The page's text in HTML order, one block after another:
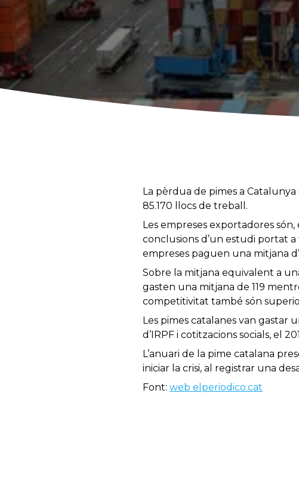
La pèrdua de pimes a
85.170 llocs de treball.
Les empreses exportadores
conclusions d’un estudi portat
empreses paguen una mitjana
Sobre la mitjana equivalent a
gasten una mitjana de 119
competitivitat també són
Les pimes catalanes van
d’IRPF i cotitzacions socials, el
L’anuari de la pime catalana
iniciar la crisi, al registrar una
Font: web elperiodico.cat